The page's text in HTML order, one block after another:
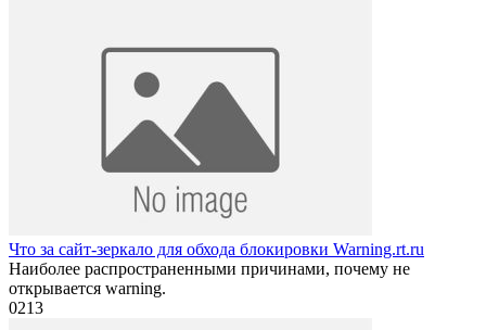
Что за сайт-зеркало для обхода блокировки Warning.rt.ru
Наиболее распространенными причинами, почему не
открывается warning.
0213